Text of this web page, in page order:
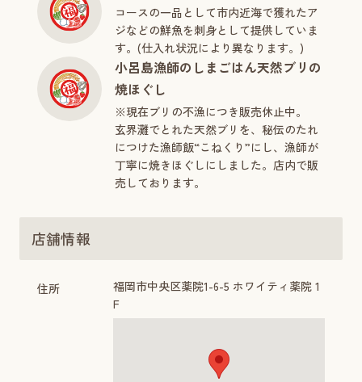
コースの一品として市内近海で獲れたア
ジなどの鮮魚を刺身として提供していま
す。(仕入れ状況により異なります。)
小呂島漁師のしまごはん天然ブリの
焼ほぐし
※現在ブリの不漁につき販売休止中。
玄界灘でとれた天然ブリを、秘伝のたれ
につけた漁師飯“こねくり”にし、漁師が
丁寧に焼きほぐしにしました。店内で販
売しております。
店舗情報
住所
福岡市中央区薬院1-6-5 ホワイティ薬院 1
F